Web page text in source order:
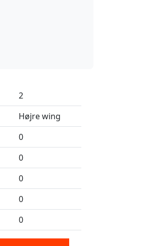
2
Højre wing
0
0
0
0
0